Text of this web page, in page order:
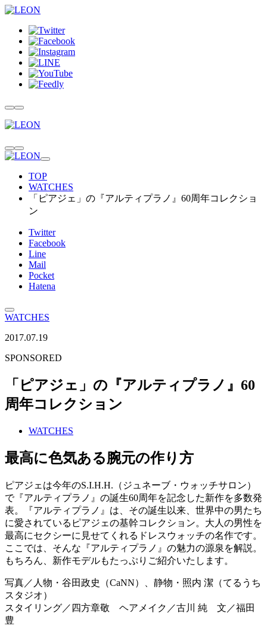
TOP
WATCHES
「ピアジェ」の『アルティプラノ』60周年コレクショ
ン
Twitter
Facebook
Line
Mail
Pocket
Hatena
WATCHES
2017.07.19
SPONSORED
「ピアジェ」の『アルティプラノ』60
周年コレクション
WATCHES
最高に色気ある腕元の作り方
ピアジェは今年のS.I.H.H.（ジュネーブ・ウォッチサロン）
で『アルティプラノ』の誕生60周年を記念した新作を多数発
表。『アルティプラノ』は、その誕生以来、世界中の男たち
に愛されているピアジェの基幹コレクション。大人の男性を
最高にセクシーに見せてくれるドレスウォッチの名作です。
ここでは、そんな『アルティプラノ』の魅力の源泉を解説。
もちろん、新作モデルもたっぷりご紹介いたします。
写真／人物・谷田政史（CaNN）、静物・照内 潔（てるうち
スタジオ）
スタイリング／四方章敬 ヘアメイク／古川 純 文／福田
豊